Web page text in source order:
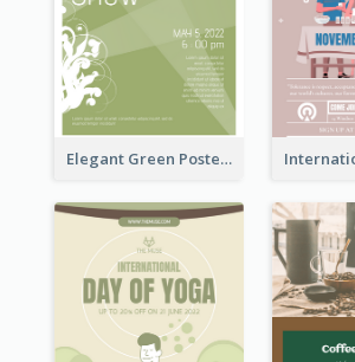
Elegant Green Poster Design For Charity Show